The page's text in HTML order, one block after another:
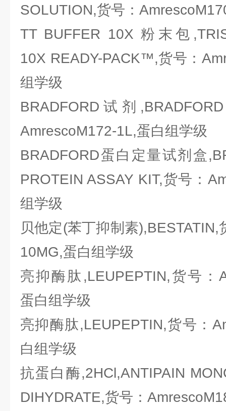
SOLUTION,货号：
TT BUFFER 10X 粉末包
10X READY-PACK™,货号：
组学级
BRADFORD试剂
AmrescoM172-1L,蛋白组学级
BRADFORD蛋白定量试剂盒
PROTEIN ASSAY KIT,货号：
组学级
贝他定(苯丁抑制素
10MG,蛋白组学级
亮抑酶肽,LEUPEPTIN,货号：
蛋白组学级
亮抑酶肽,LEUPEPTIN,货号：
白组学级
抗蛋白酶,2HCl,ANTIPAIN
DIHYDRATE,货号：